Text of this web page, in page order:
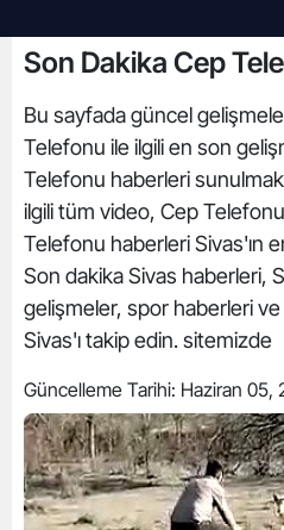
Son Dakika Cep
Bu sayfada güncel
Telefonu ile ilgili en son
Telefonu haberleri
ilgili tüm video, Cep
Telefonu haberleri Sivas'ın
Son dakika Sivas haberleri,
gelişmeler, spor haberleri ve
Sivas'ı takip edin. sitemizde
Güncelleme Tarihi: Haziran 05,